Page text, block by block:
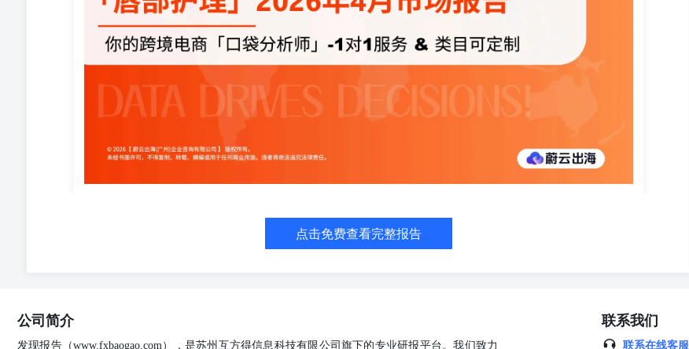
集中在何处，为您的短期定价与促销策略提供即时参考。 3.对标竞争者近况 追踪头部店铺及热销商品在本⽉的排名、销售额及
价格变动，了解竞争对⼿的最新动作为您的运营调整提供对照基准。 4.捕捉消费趋势苗头 通过当⽉的热⻔搜索词、⾼互动新品
及评论增⻓情况，感知正在兴起的消费者偏好，为选品与内容营销提供即时灵感。 5.评估⾃⾝运营健康度 通过对⽐⾏业内店铺
与商品在当⽉的普遍表现（如增⻓/下滑的⽐例、价格调整范围），快速审视⾃⾝店铺或商品在当前周期内的相对位置与健康状
况。 特别说明： 误差来源说明：Shopee虾⽪数据受算法估算偏差（如销量/搜索量为模型推算值）及类⽬定义变动影响，与实际
值可能存在差异 •报告中的分析结论、图表及解读版权归蔚云出海(⼴州)企业咨询有限公司所有•本报告基于Shopee虾⽪平台公开
数据⽣成，旨在提供市场动态的参考性洞察，不构成直接运营决策建议。使⽤者需结合⾃⾝业务数据及实时市场验证结论，并关
注亚⻢逊政策更新对数据的影响。• ⽬录 1、⾏业发展概况 1.1平台类⽬地位与活跃度 1.3.1店铺增⻓/下滑分布（销售额、销量、
均价）•1.3.2店铺变动幅度分析（上升与下滑店铺的增幅/降幅区间）•1.3.3头部店铺⽉度表现（TOP20榜单、新增销售额TOP10、
TOP10格局）• 1.4⾏业内商品动态分析 1.4.1商品增⻓/下滑分布（销售额、销量、均价）•1.4.2商品变动幅度分析（上升与下滑商
品的增幅/降幅区间）•1.4.3商品价格变动与销量关联分析• 1.5商品⽣命周期与上新观察 1.5.1热销商品上架年份分布及增⻓趋势
•1.5.2热销商品上架⽉份特征•1.5.3本⽉新品• 1.6商品区域来源分析1.7消费者搜索⾏为分析 2、价格段市场趋势 2.1各价格段销量
竞争格局⽉度透视•2.4.2热销商品排⾏榜与变动分析•2.4.3⾼互动商品排⾏榜• 3、报告总结 4、关于我们：蔚云出海机构介绍 第
一部分01行业发展概况 ⾏业发展概况 【Shopee虾⽪】平台 在上一级【护肤】类目中，【唇部护理】销售额排名第9，销售量排
名第8，销量环比增长排名第13。 ⾏业发展概况 【Shopee虾⽪】平台 在上一级【护肤】类目中，【唇部护理】新增评论数排名
【Shopee虾⽪】平台 在销售额上升的店铺中，60.4%的店铺增幅在(0,20%]；在销售额下滑的店铺中，49.8%的店铺跌幅在
点击免费查看完整报告
公司简介
发现报告（www.fxbaogao.com），是苏州互方得信息科技有限公司旗下的专业研报平台。我们致力
联系我们
联系在线客服